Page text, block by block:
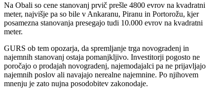
Na Obali so cene stanovanj prvič prešle 4800 evrov na kvadratni
meter, najvišje pa so bile v Ankaranu, Piranu in Portorožu, kjer
posamezna stanovanja presegajo tudi 10.000 evrov na kvadratni
meter.
GURS ob tem opozarja, da spremljanje trga novogradenj in
najemnih stanovanj ostaja pomanjkljivo. Investitorji pogosto ne
poročajo o prodajah novogradenj, najemodajalci pa ne prijavljajo
najemnih poslov ali navajajo nerealne najemnine. Po njihovem
mnenju je zato nujna posodobitev zakonodaje.